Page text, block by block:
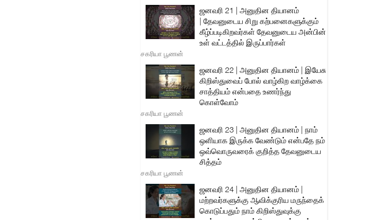
ஜனவரி 21 | அனுதின தியானம்
| தேவனுடைய சிறு கற்பனைகளுக்கும்
கீழ்ப்படிகிறவர்கள் தேவனுடைய அன்பின்
உள் வட்டத்தில் இருப்பார்கள்
சகரியா பூணன்
ஜனவரி 22 | அனுதின தியானம் | இயேசு
கிறிஸ்துவைப் போல் வாழ்கிற வாழ்க்கை
சாத்தியம் என்பதை உணர்ந்து
கொள்வோம்
சகரியா பூணன்
ஜனவரி 23 | அனுதின தியானம் | நாம்
ஒளியாக இருக்க வேண்டும் என்பதே நம்
ஒவ்வொருவரைக் குறித்த தேவனுடைய
சித்தம்
சகரியா பூணன்
ஜனவரி 24 | அனுதின தியானம் |
மற்றவர்களுக்கு ஆவிக்குரிய மருந்தைக்
கொடுப்பதும் நாம் கிறிஸ்துவுக்கு